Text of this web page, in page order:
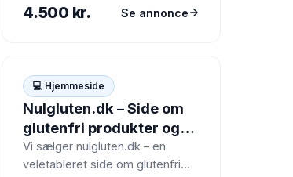
salg.Projektet…
4.500 kr. Se annonce
💻
💻 Hjemmeside
Nulgluten.dk – Side om
glutenfri produkter og
bagning
Vi sælger nulgluten.dk – en
veletableret side om glutenfri